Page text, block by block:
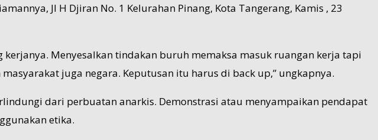
Jl H Djiran No. 1 Kelurahan Pinang, Kota Tangerang, Kamis , 23
Menyesalkan tindakan buruh memaksa masuk ruangan kerja tapi
juga negara. Keputusan itu harus di back up,” ungkapnya.
dari perbuatan anarkis. Demonstrasi atau menyampaikan pendapat
etika.